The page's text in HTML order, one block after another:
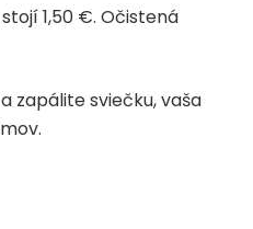
1,50 €. Očistená
zapálite sviečku, vaša